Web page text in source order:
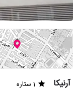
آرنیکا
1 ستاره